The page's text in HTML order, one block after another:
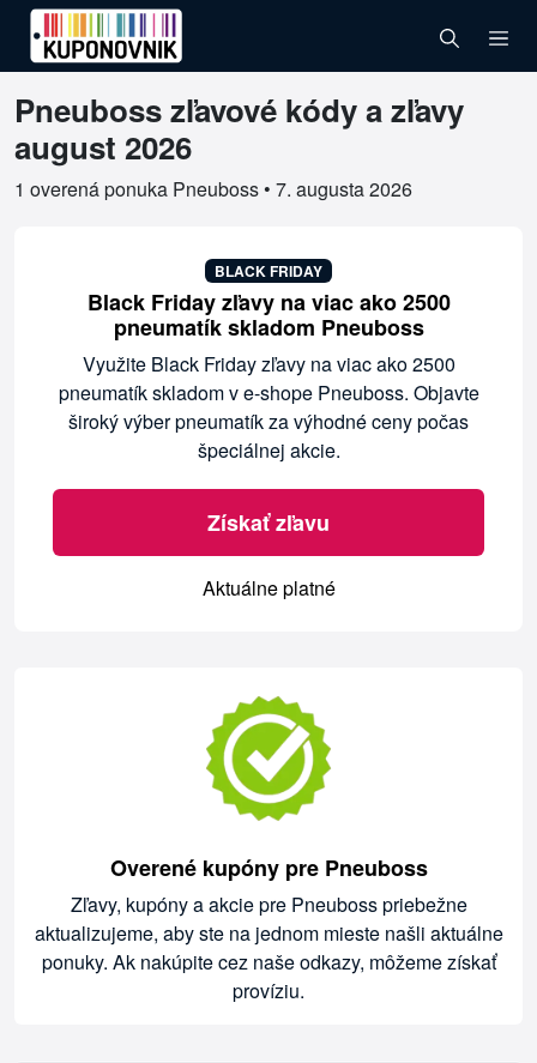
Pneuboss zľavové kódy a zľavy
august 2026
1 overená ponuka Pneuboss • 7. augusta 2026
Overené kupóny pre Pneuboss
BLACK FRIDAY
Black Friday zľavy na viac ako 2500
pneumatík skladom Pneuboss
Využite Black Friday zľavy na viac ako 2500
pneumatík skladom v e-shope Pneuboss. Objavte
široký výber pneumatík za výhodné ceny počas
špeciálnej akcie.
Získať zľavu
Aktuálne platné
Overené kupóny pre Pneuboss
Zľavy, kupóny a akcie pre Pneuboss priebežne
aktualizujeme, aby ste na jednom mieste našli aktuálne
ponuky. Ak nakúpite cez naše odkazy, môžeme získať
províziu.